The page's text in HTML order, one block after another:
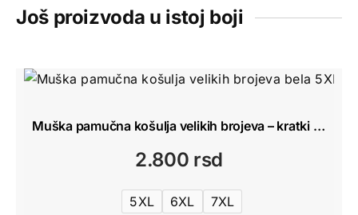
Još proizvoda u istoj boji
Muška pamučna košulja velikih brojeva – kratki rukav 5XL-7XL
2.800 rsd
5XL 6XL 7XL